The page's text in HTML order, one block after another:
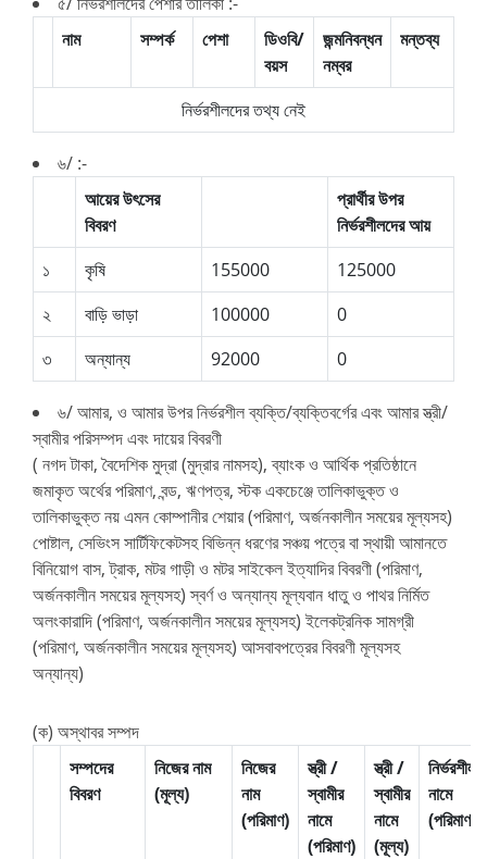
নাম
সম্পর্ক পেশা
ডিওবি/
বয়স
জন্মনিবন্ধন
নম্বর
মন্তব্য
নির্ভরশীলদের তথ্য নেই
৬/ :-
আয়ের উৎসের
বিবরণ
প্রার্থীর উপর
নির্ভরশীলদের আয়
১
কৃষি 155000
125000
২
বাড়ি ভাড়া 100000
0
৩
অন্যান্য 92000 0
৬/ আমার, ও আমার উপর নির্ভরশীল ব্যক্তি/ব্যক্তিবর্গের এবং আমার স্ত্রী/
স্বামীর পরিসম্পদ এবং দায়ের বিবরণী
( নগদ টাকা, বৈদেশিক মুদ্রা (মুদ্রার নামসহ), ব্যাংক ও আর্থিক প্রতিষ্ঠানে
জমাকৃত অর্থের পরিমাণ, বন্ড, ঋণপত্র, স্টক একচেঞ্জে তালিকাভুক্ত ও
তালিকাভুক্ত নয় এমন কোম্পানীর শেয়ার (পরিমাণ, অর্জনকালীন সময়ের মূল্যসহ)
পোষ্টাল, সেভিংস সার্টিফিকেটসহ বিভিন্ন ধরণের সঞ্চয় পত্রে বা স্থায়ী আমানতে
বিনিয়োগ বাস, ট্রাক, মটর গাড়ী ও মটর সাইকেল ইত্যাদির বিবরণী (পরিমাণ,
অর্জনকালীন সময়ের মূল্যসহ) স্বর্ণ ও অন্যান্য মূল্যবান ধাতু ও পাথর নির্মিত
অলংকারাদি (পরিমাণ, অর্জনকালীন সময়ের মূল্যসহ) ইলেকট্রনিক সামগ্রী
(পরিমাণ, অর্জনকালীন সময়ের মূল্যসহ) আসবাবপত্রের বিবরণী মূল্যসহ
অন্যান্য)
(ক) অস্থাবর সম্পদ
সম্পদের
বিবরণ
নিজের নাম
(মূল্য)
নিজের
নাম
(পরিমাণ)
স্ত্রী /
স্বামীর
নামে
(পরিমাণ)
স্ত্রী /
স্বামীর
নামে
(মূল্য)
নামে
(পরিমাণ)